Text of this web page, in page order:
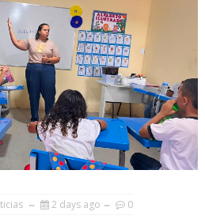
2 days ago 0